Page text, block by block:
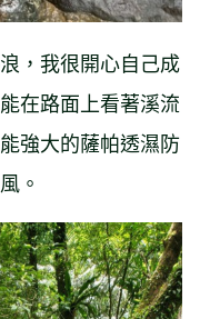
，我很開心自己成
在路面上看著溪流
強大的薩帕透濕防
。